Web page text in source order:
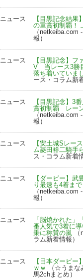
ニュース
【目黒記念結
の重賞初制覇！
（netkeiba.com
報）
ニュース
【目黒記念】フ
V 当レース3勝
落ち着いていま
ース・コラム新
ニュース
【目黒記念】3
賞初制覇 レー
（netkeiba.com
報）
ニュース
【安土城Sレー
ム菱田裕二騎手
ス・コラム新着
ニュース
【ダービー】
り最速も4着ま
（netkeiba.com
報）
ニュース
「脳焼かれた」
番人気で3着に
乗に称賛の嵐
ラム新着情報）
ニュース
【日本ダービー
ｗｗ
（☆うまな
馬2chまとめ）